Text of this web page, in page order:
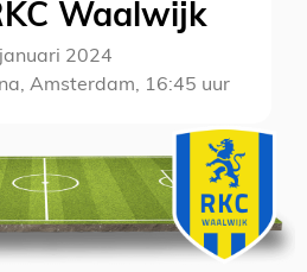
Waalwijk
2024
Amsterdam, 16:45 uur